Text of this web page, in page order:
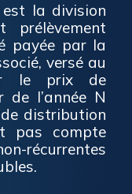
est la division
payée par la
versé au
le prix de
l’année N
de distribution
pas compte
récurrentes